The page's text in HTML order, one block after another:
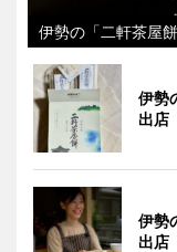
伊勢の「二軒茶屋
伊勢
出店
伊勢
出店